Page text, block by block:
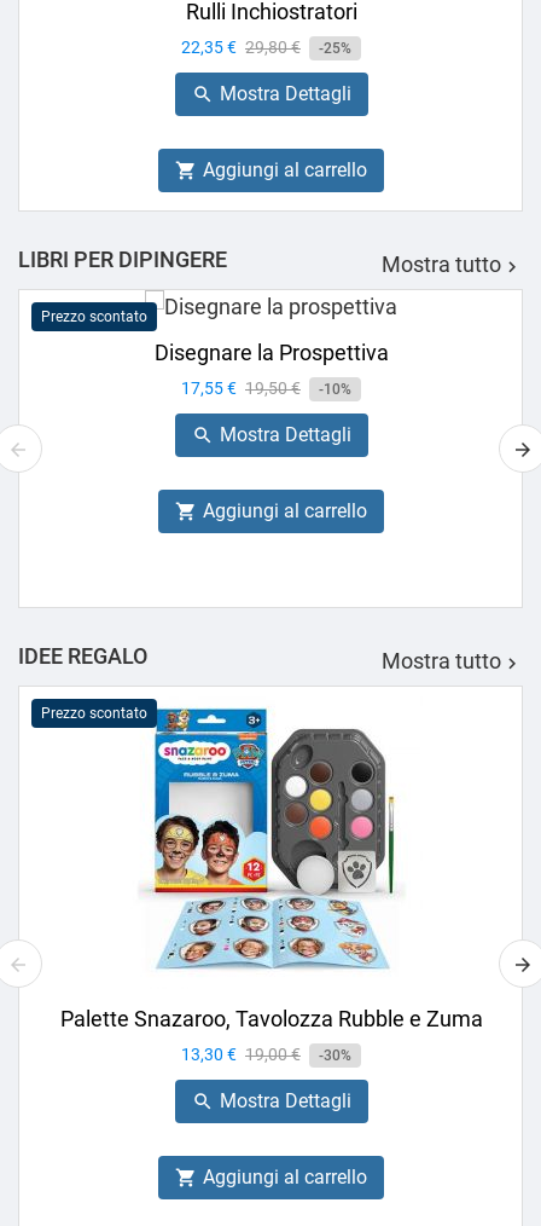
Rulli Inchiostratori
Prezzo
22,35 € Prezzo
base
29,80 € -25%
 Mostra Dettagli
 Aggiungi al carrello
LIBRI PER DIPINGERE Mostra tutto 
Prezzo scontato
Disegnare la Prospettiva
Prezzo
17,55 € Prezzo
base
19,50 € -10%
 Mostra Dettagli
 Aggiungi al carrello
IDEE REGALO Mostra tutto 
Prezzo scontato
Palette Snazaroo, Tavolozza Rubble e Zuma
Prezzo
13,30 € Prezzo
base
19,00 € -30%
 Mostra Dettagli
 Aggiungi al carrello